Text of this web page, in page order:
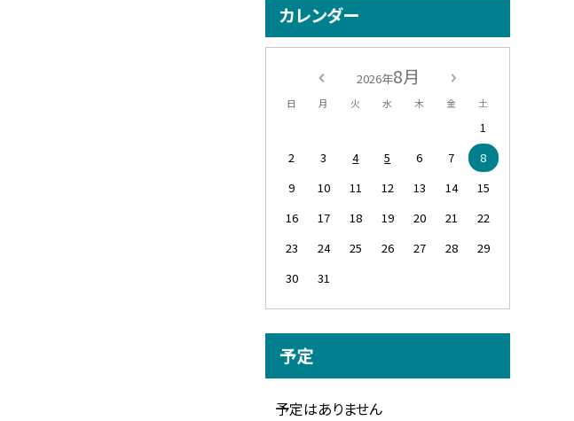
カレンダー
2026年8月
日 月 火 水 木 金 土
1
2
3 4 5 6 7
8
9
10 11 12 13 14
15
16
17 18 19 20 21
22
23
24 25 26 27 28
29
30
31
予定
予定はありません